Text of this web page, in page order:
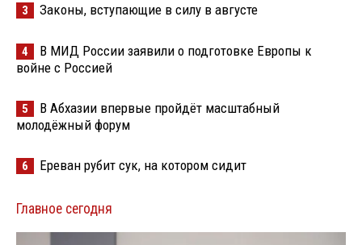
3 Законы, вступающие в силу в августе
4
В МИД России заявили о подготовке Европы к
войне с Россией
5
В Абхазии впервые пройдёт масштабный
молодёжный форум
6 Ереван рубит сук, на котором сидит
Главное сегодня